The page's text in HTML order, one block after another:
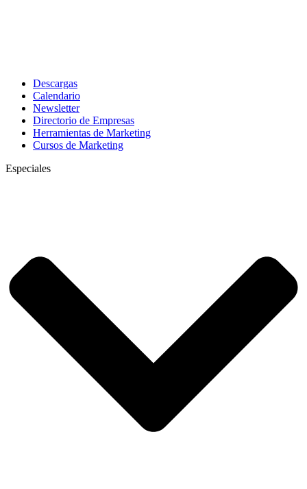
Descargas
Calendario
Newsletter
Directorio de Empresas
Herramientas de Marketing
Cursos de Marketing
Especiales